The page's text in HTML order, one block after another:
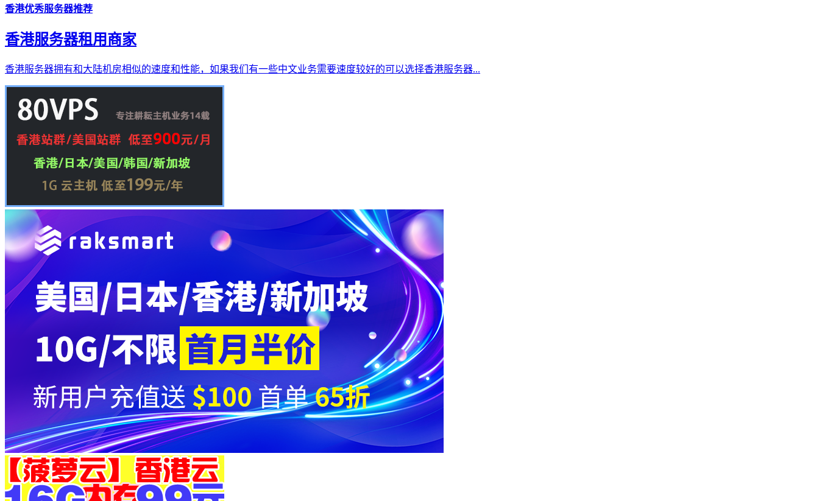
香港优秀服务器推荐
香港服务器租用商家
香港服务器拥有和大陆机房相似的速度和性能，如果我们有一些中文业务需要速度较好的可以选择香港服务器...